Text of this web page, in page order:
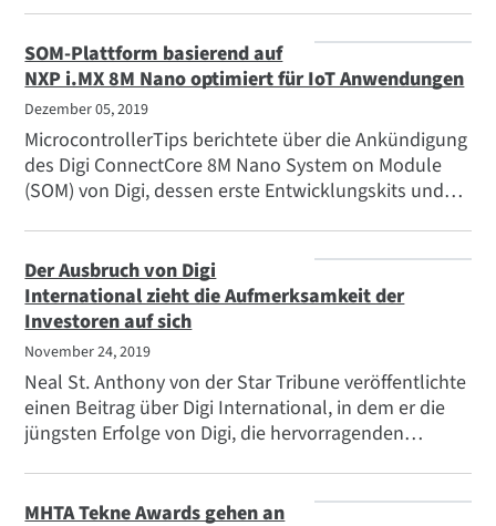
und Kosten und eignet sich daher für eine breite
Palette von industriellen und medizinischen
Produkten und Anwendungen, einschließlich
Internet der Dinge, Mensch-Maschine-Schnittstelle,
Geräteüberwachung, Audio/Voice, Edge Computing
und maschinelles Lernen (z. B.
Anomalieerkennung)."
SOM-Plattform basierend auf
NXP i.MX 8M Nano optimiert für IoT Anwendungen
Dezember 05, 2019
MicrocontrollerTips berichtete über die Ankündigung
des Digi ConnectCore 8M Nano System on Module
(SOM) von Digi, dessen erste Entwicklungskits und
i.MX-Familie erweitert ein bereits robustes SOM-
Portfolio, das Produktentwicklern mehr Auswahl
bietet und es Unternehmen ermöglicht, auf einer
gemeinsamen Plattform zu standardisieren, um eine
Vielzahl von Produktanforderungen zu erfüllen.
Der Ausbruch von Digi
International zieht die Aufmerksamkeit der
Investoren auf sich
November 24, 2019
Neal St. Anthony von der Star Tribune veröffentlichte
einen Beitrag über Digi International, in dem er die
jüngsten Erfolge von Digi, die hervorragenden
hervorhob, der die Begeisterung der Anleger für die
MHTA Tekne Awards gehen an